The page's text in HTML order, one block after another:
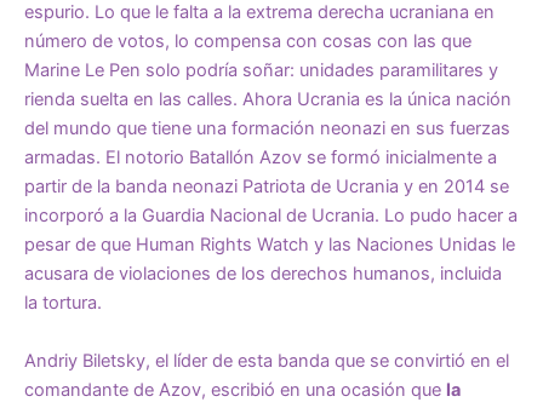
espurio. Lo que le falta a la extrema derecha ucraniana en
número de votos, lo compensa con cosas con las que
Marine Le Pen solo podría soñar: unidades paramilitares y
rienda suelta en las calles. Ahora Ucrania es la única nación
del mundo que tiene una formación neonazi en sus fuerzas
armadas. El notorio Batallón Azov se formó inicialmente a
partir de la banda neonazi Patriota de Ucrania y en 2014 se
incorporó a la Guardia Nacional de Ucrania. Lo pudo hacer a
pesar de que Human Rights Watch y las Naciones Unidas le
acusara de violaciones de los derechos humanos, incluida
la tortura.
Andriy Biletsky, el líder de esta banda que se convirtió en el
comandante de Azov, escribió en una ocasión que la